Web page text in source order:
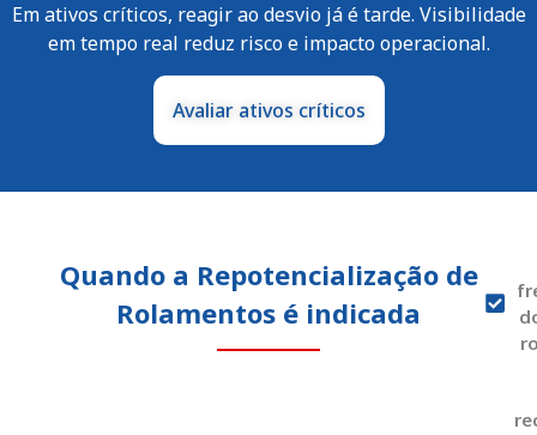
Em ativos críticos, reagir ao desvio já é tarde. Visibilidade
em tempo real reduz risco e impacto operacional.
Avaliar ativos críticos
Quando a Repotencialização de
Rolamentos é indicada